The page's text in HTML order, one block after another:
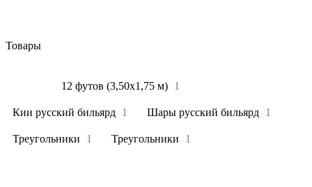
Товары
12 футов (3,50х1,75 м) 1
Кии русский бильярд 1 Шары русский бильярд 1
Треугольники 1 Треугольники 1